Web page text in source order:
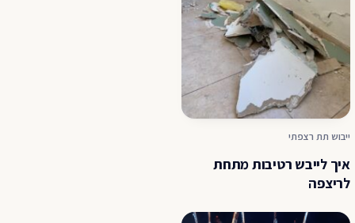
ייבוש תת רצפתי
איך לייבש רטיבות מתחת
לריצפה